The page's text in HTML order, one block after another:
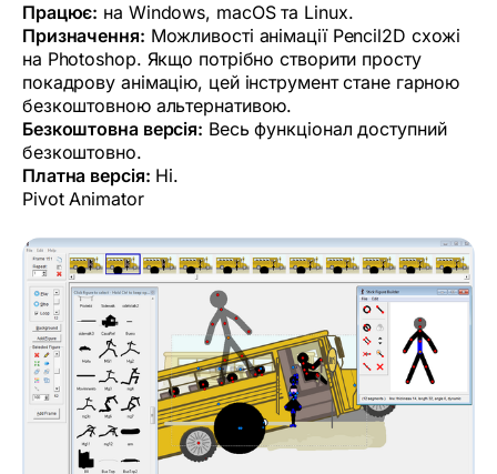
Працює: на Windows, macOS та Linux.
Призначення: Можливості анімації Pencil2D схожі
на Photoshop. Якщо потрібно створити просту
покадрову анімацію, цей інструмент стане гарною
безкоштовною альтернативою.
Безкоштовна версія: Весь функціонал доступний
безкоштовно.
Платна версія: Ні.
Pivot Animator